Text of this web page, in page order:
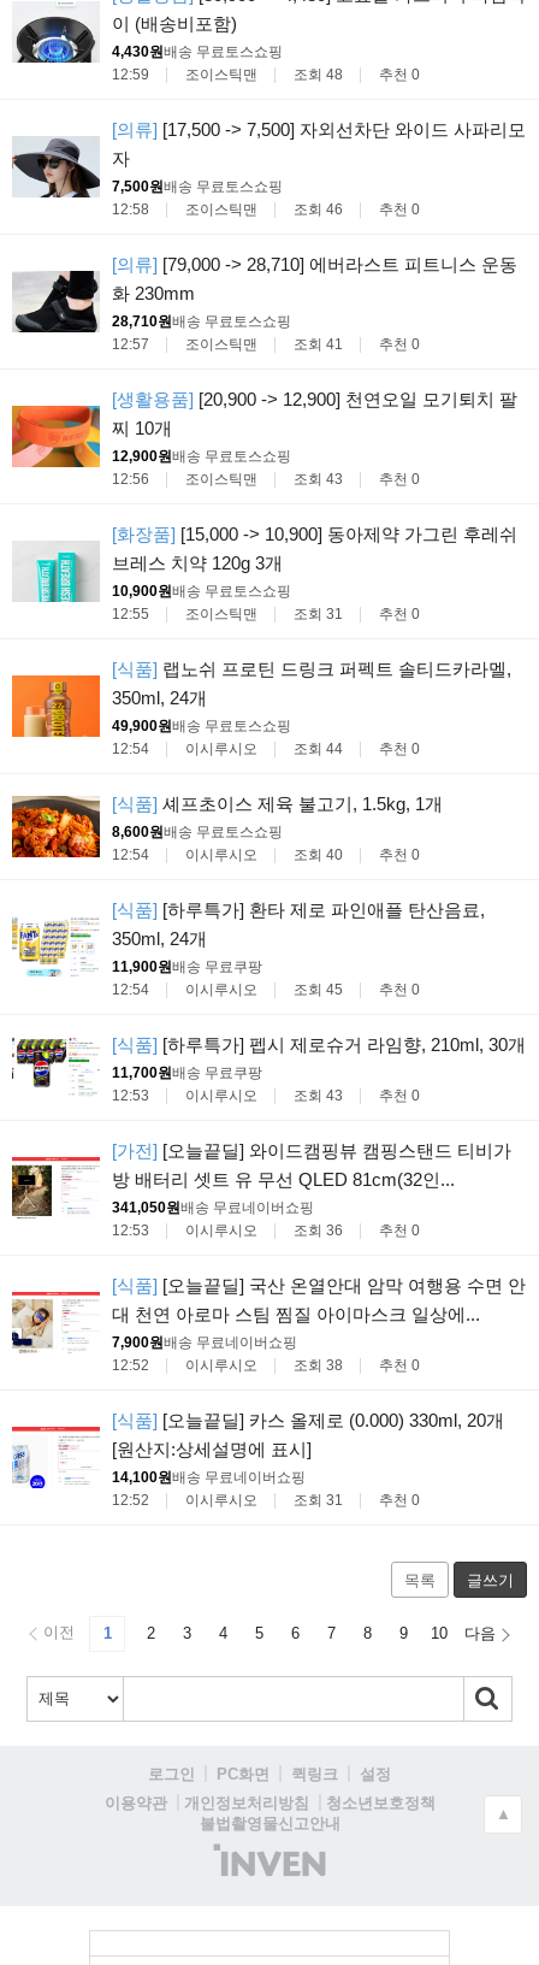
이 (배송비포함)
4,430원배송 무료토스쇼핑
12:59
조이스틱맨 조회 48 추천 0
[의류] [17,500 -> 7,500] 자외선차단 와이드 사파리모
자
7,500원배송 무료토스쇼핑
12:58
조이스틱맨 조회 46 추천 0
[의류] [79,000 -> 28,710] 에버라스트 피트니스 운동
화 230mm
28,710원배송 무료토스쇼핑
12:57
조이스틱맨 조회 41 추천 0
[생활용품] [20,900 -> 12,900] 천연오일 모기퇴치 팔
찌 10개
12,900원배송 무료토스쇼핑
12:56
조이스틱맨 조회 43 추천 0
[화장품] [15,000 -> 10,900] 동아제약 가그린 후레쉬
브레스 치약 120g 3개
10,900원배송 무료토스쇼핑
12:55
조이스틱맨 조회 31 추천 0
[식품] 랩노쉬 프로틴 드링크 퍼펙트 솔티드카라멜,
350ml, 24개
49,900원배송 무료토스쇼핑
12:54
이시루시오 조회 44 추천 0
[식품] 셰프초이스 제육 불고기, 1.5kg, 1개
8,600원배송 무료토스쇼핑
12:54
이시루시오 조회 40 추천 0
[식품] [하루특가] 환타 제로 파인애플 탄산음료,
350ml, 24개
11,900원배송 무료쿠팡
12:54
이시루시오 조회 45 추천 0
[식품] [하루특가] 펩시 제로슈거 라임향, 210ml, 30개
11,700원배송 무료쿠팡
12:53
이시루시오 조회 43 추천 0
[가전] [오늘끝딜] 와이드캠핑뷰 캠핑스탠드 티비가
방 배터리 셋트 유 무선 QLED 81cm(32인...
341,050원배송 무료네이버쇼핑
12:53
이시루시오 조회 36 추천 0
[식품] [오늘끝딜] 국산 온열안대 암막 여행용 수면 안
대 천연 아로마 스팀 찜질 아이마스크 일상에...
7,900원배송 무료네이버쇼핑
12:52
이시루시오 조회 38 추천 0
[식품] [오늘끝딜] 카스 올제로 (0.000) 330ml, 20개
[원산지:상세설명에 표시]
14,100원배송 무료네이버쇼핑
12:52
이시루시오 조회 31 추천 0
목록 글쓰기
이전 1 2 3 4 5 6 7 8 9 10 다음
로그인 PC화면 퀵링크
설정
이용약관
개인정보처리방침
청소년보호정책
불법촬영물신고안내
(주)
인
▲